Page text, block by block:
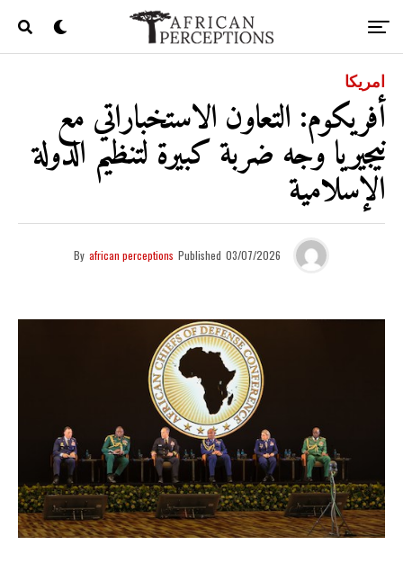
امريكا
أفريكوم: التعاون الاستخباراتي مع
نيجيريا وجه ضربة كبيرة لتنظيم الدولة
الإسلامية
By african perceptions Published 03/07/2026